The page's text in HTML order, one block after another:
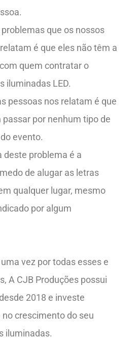
que os nossos
é que eles não têm a
quem contratar o
iluminadas LED.
pessoas nos relatam é que
passar por nenhum tipo de
evento.
deste problema é a
de alugar as letras
qualquer lugar, mesmo
por algum
vez por todas esses e
A CJB Produções possui
2018 e investe
crescimento do seu
iluminadas.